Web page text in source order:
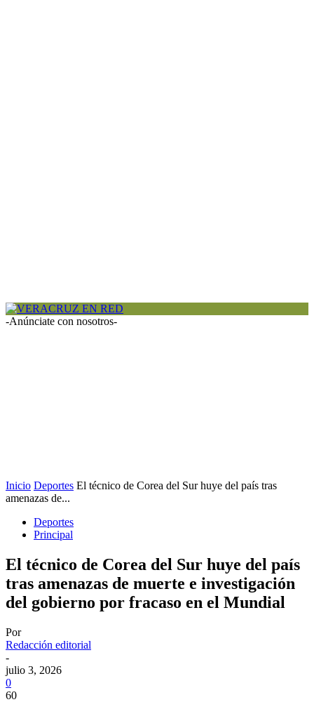
-Anúnciate con nosotros-
Inicio Deportes El técnico de Corea del Sur huye del país tras
amenazas de...
Deportes
Principal
El técnico de Corea del Sur huye del país
tras amenazas de muerte e investigación
del gobierno por fracaso en el Mundial
Por
Redacción editorial
-
julio 3, 2026
0
60